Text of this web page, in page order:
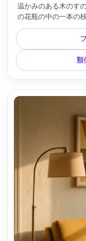
温かみのある木のす
の花瓶の中の一本の
図、35mmレンズで
室内写真、自然
類